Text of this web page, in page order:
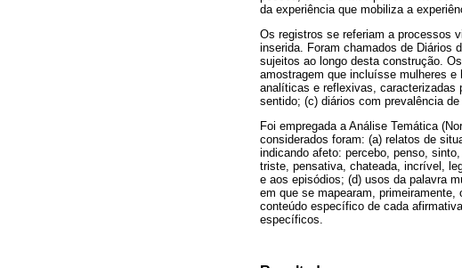
da experiência que mobiliza a
Os registros se referiam a processos
inserida. Foram chamados de Diários
sujeitos ao longo desta construção.
amostragem que incluísse mulheres e
analíticas e reflexivas, caracterizadas
sentido; (c) diários com prevalência
Foi empregada a Análise Temática
considerados foram: (a) relatos de
indicando afeto: percebo, penso,
triste, pensativa, chateada, incrível,
e aos episódios; (d) usos da palavra
em que se mapearam,
conteúdo específico de cada
específicos.